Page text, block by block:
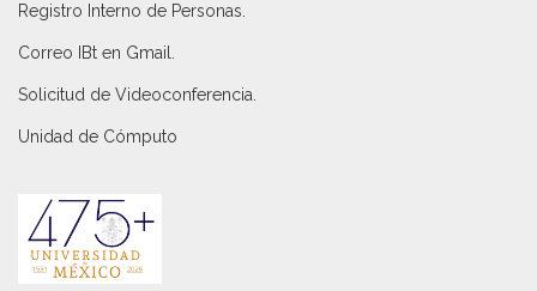
Registro Interno de Personas
Correo IBt en Gmail
Solicitud de Videoconferencia.
Unidad de Cómputo